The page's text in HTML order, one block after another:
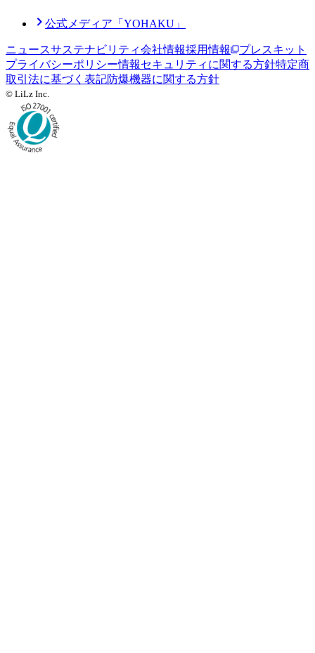
公式メディア「YOHAKU」
ニュースサステナビリティ会社情報採用情報
プレスキット
プライバシーポリシー情報セキュリティに関する方針特定商
取引法に基づく表記防爆機器に関する方針
© LiLz Inc.